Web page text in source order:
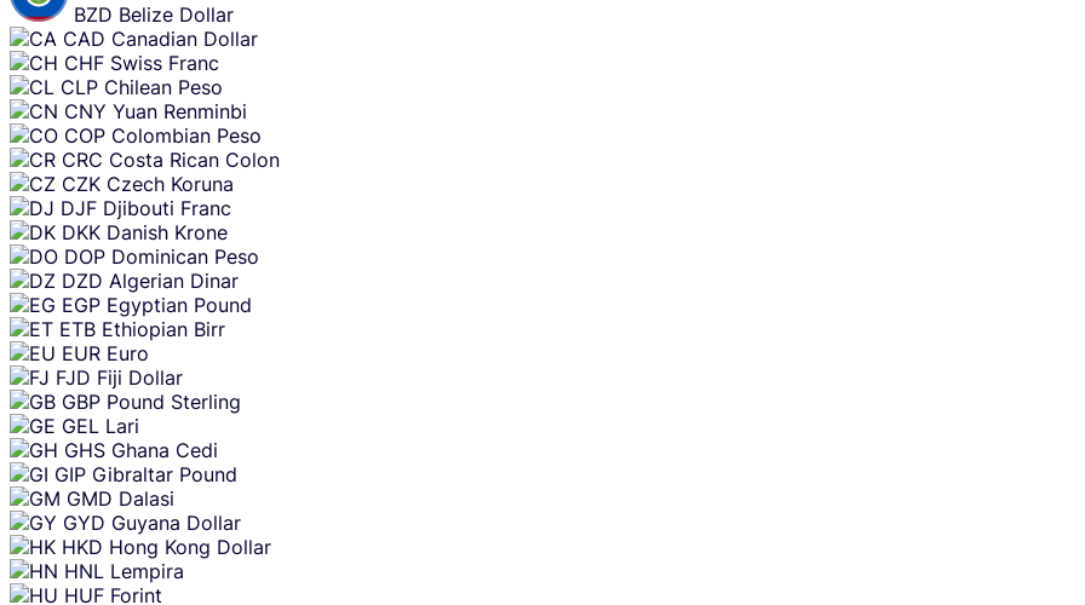
BZD Belize Dollar
CAD Canadian Dollar
CHF Swiss Franc
CLP Chilean Peso
CNY Yuan Renminbi
COP Colombian Peso
CRC Costa Rican Colon
CZK Czech Koruna
DJF Djibouti Franc
DKK Danish Krone
DOP Dominican Peso
DZD Algerian Dinar
EGP Egyptian Pound
ETB Ethiopian Birr
EUR Euro
FJD Fiji Dollar
GBP Pound Sterling
GEL Lari
GHS Ghana Cedi
GIP Gibraltar Pound
GMD Dalasi
GYD Guyana Dollar
HKD Hong Kong Dollar
HNL Lempira
HUF Forint